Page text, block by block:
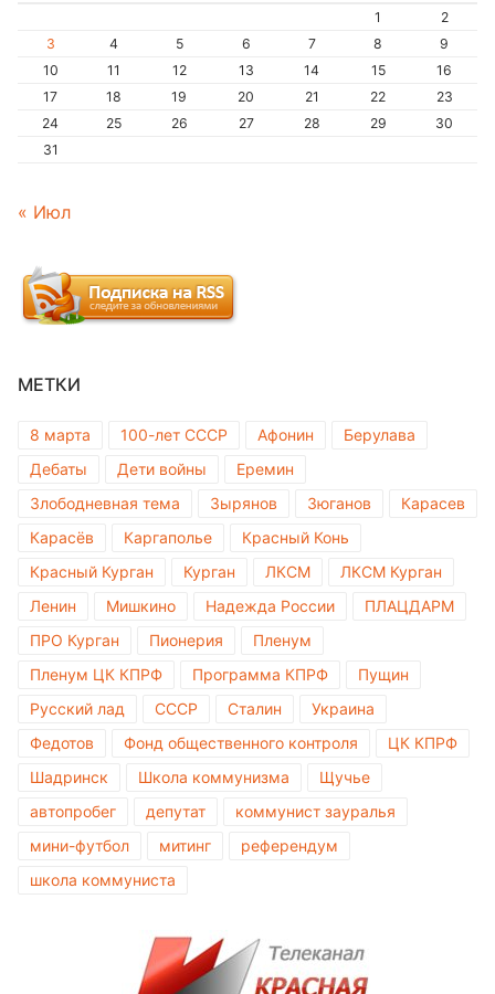
1
2
3
4 5 6 7 8
9
10
11 12 13 14 15
16
17
18 19 20 21 22
23
24
25 26 27 28 29
30
31
« Июл
МЕТКИ
8 марта 100-лет СССР Афонин
Берулава
Дебаты
Дети войны
Еремин
Злободневная тема
Зырянов Зюганов
Карасев
Карасёв
Каргаполье
Красный Конь
Красный Курган
Курган ЛКСМ
ЛКСМ Курган
Ленин
Мишкино Надежда России
ПЛАЦДАРМ
ПРО Курган
Пионерия
Пленум
Пленум ЦК КПРФ
Программа КПРФ
Пущин
Русский лад
СССР Сталин
Украина
Федотов
Фонд общественного контроля
ЦК КПРФ
Шадринск
Школа коммунизма
Щучье
автопробег
депутат
коммунист зауралья
мини-футбол
митинг
референдум
школа коммуниста